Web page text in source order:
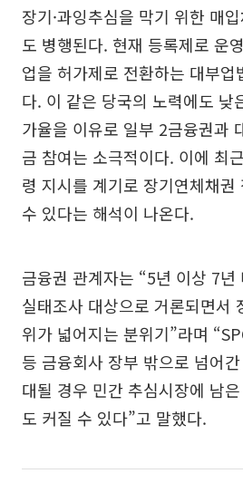
장기·과잉추심을 막기 위한 매
도 병행된다. 현재 등록제로 운
업을 허가제로 전환하는 대부업
다. 이 같은 당국의 노력에도 낮
가율을 이유로 일부 2금융권과
금 참여는 소극적이다. 이에 최
령 지시를 계기로 장기연체채권
수 있다는 해석이 나온다.
금융권 관계자는 “5년 이상 7년
실태조사 대상으로 거론되면서
위가 넓어지는 분위기”라며
등 금융회사 장부 밖으로 넘어
대될 경우 민간 추심시장에 남
도 커질 수 있다”고 말했다.